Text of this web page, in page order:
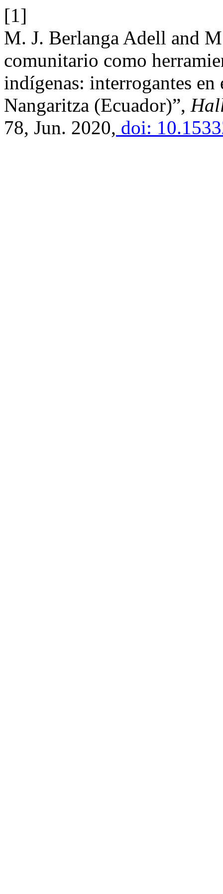
[1]
M. J. Berlanga Adell and
comunitario como
indígenas: interrogantes
Nangaritza (Ecuador)”,
78, Jun. 2020, doi: